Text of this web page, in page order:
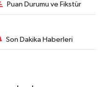
Puan Durumu ve Fikstür
Son Dakika Haberleri